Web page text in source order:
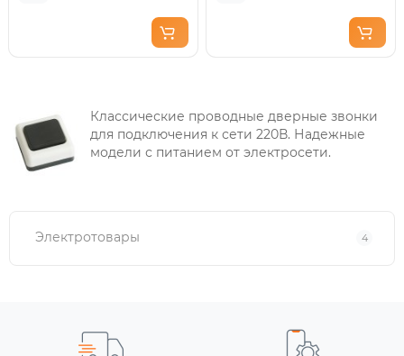
Классические проводные дверные звонки
для подключения к сети 220В. Надежные
модели с питанием от электросети.
Электротовары 4